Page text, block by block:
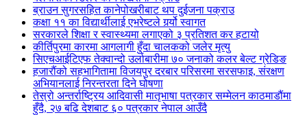
ब्राउन सुगरसहित कानेपोखरीबाट थप दुईजना पक्राउ
कक्षा ११ का विद्यार्थीलाई एभरेष्टले गर्र्यो स्वागत
सरकारले शिक्षा र स्वास्थ्यमा लगाएको ३ प्रतिशत कर हटायो
कीर्तिपुरमा कारमा आगलागी हुँदा चालकको जलेर मृत्यु
सिएचआईटिएफ तेक्वान्दो उर्लाबारीमा ७० जनाको कलर बेल्ट ग्रेडिङ
हजारौंको सहभागितामा विजयपुर दरबार परिसरमा सरसफाइ, संरक्षण
अभियानलाई निरन्तरता दिने घोषणा
तेस्रो अन्तर्राष्ट्रिय आदिवासी मातृभाषा पत्रकार सम्मेलन काठमाडौंमा
हुँदै, २७ बढि देशबाट ६० पत्रकार नेपाल आउँदै